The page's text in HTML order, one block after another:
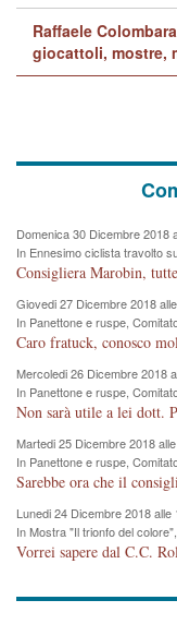
Raffaele
giocattoli, mostre,
Domenica 30 Dicembre 2018
In Ennesimo ciclista travolto
Comune si svegli"
Giovedi 27 Dicembre 2018
In Panettone e ruspe,
cronoprogramma"
Mercoledi 26 Dicembre 2018
In Panettone e ruspe,
cronoprogramma"
Martedi 25 Dicembre 2018
In Panettone e ruspe,
cronoprogramma"
Lunedi 24 Dicembre 2018 alle
In Mostra "Il trionfo del